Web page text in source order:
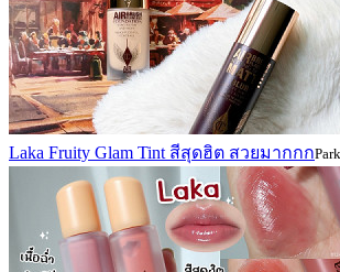
Laka Fruity Glam Tint สีสุดฮิต สวยมากกก